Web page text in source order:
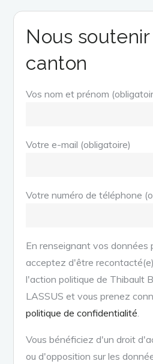
Nous
canton
Vos nom et prénom
Votre e-mail (obligatoire)
Votre numéro de téléphone
En renseignant vos données
acceptez d'être
l'action politique de Thibault
LASSUS et vous prenez
politique de confidentialité
Vous bénéficiez d'un droit
ou d'opposition sur les